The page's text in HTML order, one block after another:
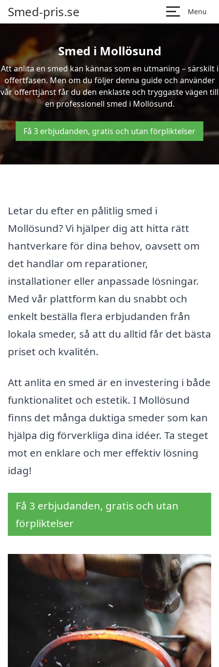
Smed-pris.se Menu
Smed i Mollösund
Att anlita en smed kan kännas som en utmaning – särskilt i
offertfasen. Men om du följer denna guide och använder
vår offerttjänst får du den enklaste och tryggaste vägen till
en professionell smed i Mollösund.
Få 3 erbjudanden, gratis och utan förpliktelser
Letar du efter en pålitlig smed i
Mollösund? Vi hjälper dig att hitta rätt
hantverkare för dina behov, oavsett om
det handlar om reparationer,
installationer eller anpassade lösningar.
Med vår plattform kan du snabbt och
enkelt beställa flera erbjudanden från
lokala smeder, så att du alltid får det bästa
priset och kvalitén.
Att anlita en smed är en investering i både
funktionalitet och estetik. I Mollösund
finns det många duktiga smeder som kan
hjälpa dig förverkliga dina idéer. Ta steget
mot en enklare och mer effektiv lösning
idag!
Få 3 erbjudanden, gratis och utan
förpliktelser